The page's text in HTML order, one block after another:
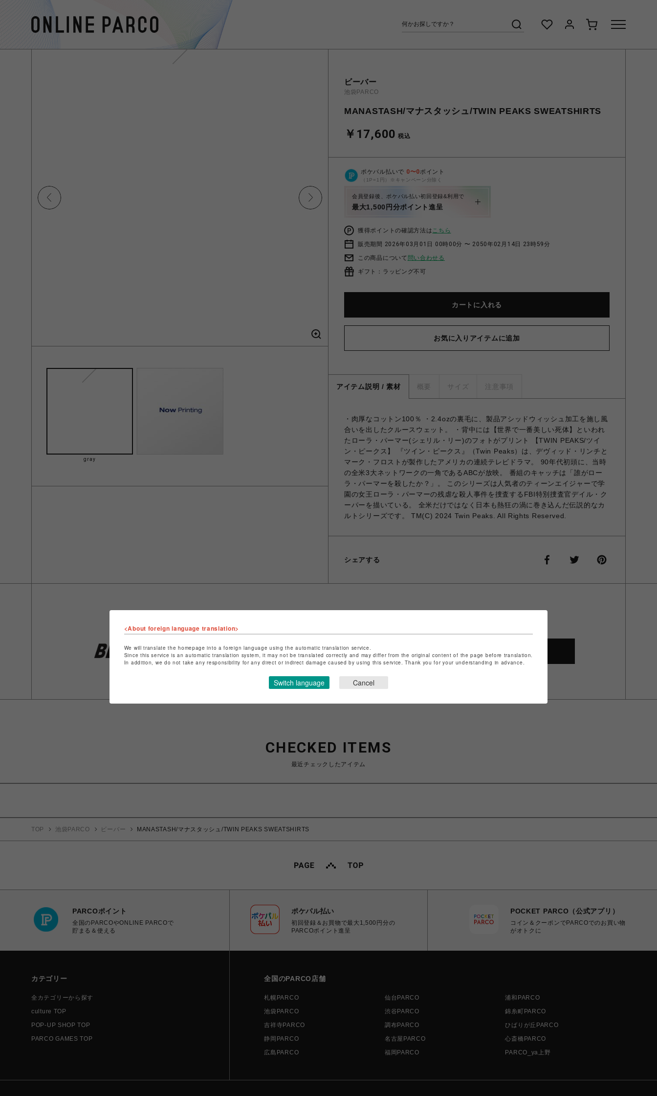
gray
ビーバー
池袋PARCO
MANASTASH/マナスタッシュ/TWIN PEAKS SWEATSHIRTS
￥17,600 税込
ポケパル払いで 0〜0ポイント
（1P=1円）※キャンペーン分除く
会員登録後、ポケパル払い初回登録&利用で
最大1,500円分ポイント進呈
獲得ポイントの確認方法はこちら
販売期間 2026年03月01日 00時00分 〜 2050年02月14日 23時59分
この商品について 問い合わせる
ギフト：ラッピング不可
カートに入れる
お気に入りアイテムに追加
アイテム説明 / 素材 概要 サイズ 注意事項
・肉厚なコットン100％ ・2.4ozの裏毛に、製品アシッドウィッシュ加工を施し風
合いを出したクルースウェット。 ・背中には【世界で一番美しい死体】といわれ
たローラ・パーマー(シェリル・リー)のフォトがプリント 【TWIN PEAKS/ツイ
ン・ピークス】 『ツイン・ピークス』（Twin Peaks）は、デヴィッド・リンチと
マーク・フロストが製作したアメリカの連続テレビドラマ。 90年代初頭に、当時
の全米3大ネットワークの一角であるABCが放映。 番組のキャッチは「誰がロー
ラ・パーマーを殺したか？」。 このシリーズは人気者のティーンエイジャーで学
園の女王ローラ・パーマーの残虐な殺人事件を捜査するFBI特別捜査官デイル・ク
ーパーを描いている。 全米だけではなく日本も熱狂の渦に巻き込んだ伝説的なカ
ルトシリーズです。 TM(C) 2024 Twin Peaks. All Rights Reserved.
シェアする
ショップ名
特定商取引法など法令に基づく表記はこちら
CHECKED ITEMS
最近チェックしたアイテム
TOP 池袋PARCO ビーバー MANASTASH/マナスタッシュ/TWIN PEAKS SWEATSHIRTS
PARCOポイント
全国のPARCOやONLINE PARCOで
貯まる＆使える
ポケパル払い
初回登録＆お買物で最大1,500円分の
PARCOポイント進呈
POCKET PARCO（公式アプリ）
コイン＆クーポンでPARCOでのお買い物
がオトクに
カテゴリー
全カテゴリーから探す
culture TOP
POP-UP SHOP TOP
PARCO GAMES TOP
全国のPARCO店舗
札幌PARCO 仙台PARCO
浦和PARCO
池袋PARCO
渋谷PARCO
錦糸町PARCO
吉祥寺PARCO
調布PARCO
ひばりが丘PARCO
静岡PARCO
名古屋PARCO
心斎橋PARCO
広島PARCO
福岡PARCO PARCO_ya上野
<About foreign language translation>
We will translate the homepage into a foreign language using the automatic translation service.
Since this service is an automatic translation system, it may not be translated correctly and may differ from the original content of the page before translation.
In addition, we do not take any responsibility for any direct or indirect damage caused by using this service. Thank you for your understanding in advance.
Switch language Cancel